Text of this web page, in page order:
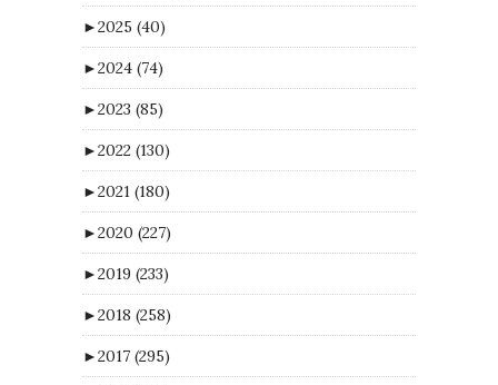
►2025 (40)
►2024 (74)
►2023 (85)
►2022 (130)
►2021 (180)
►2020 (227)
►2019 (233)
►2018 (258)
►2017 (295)